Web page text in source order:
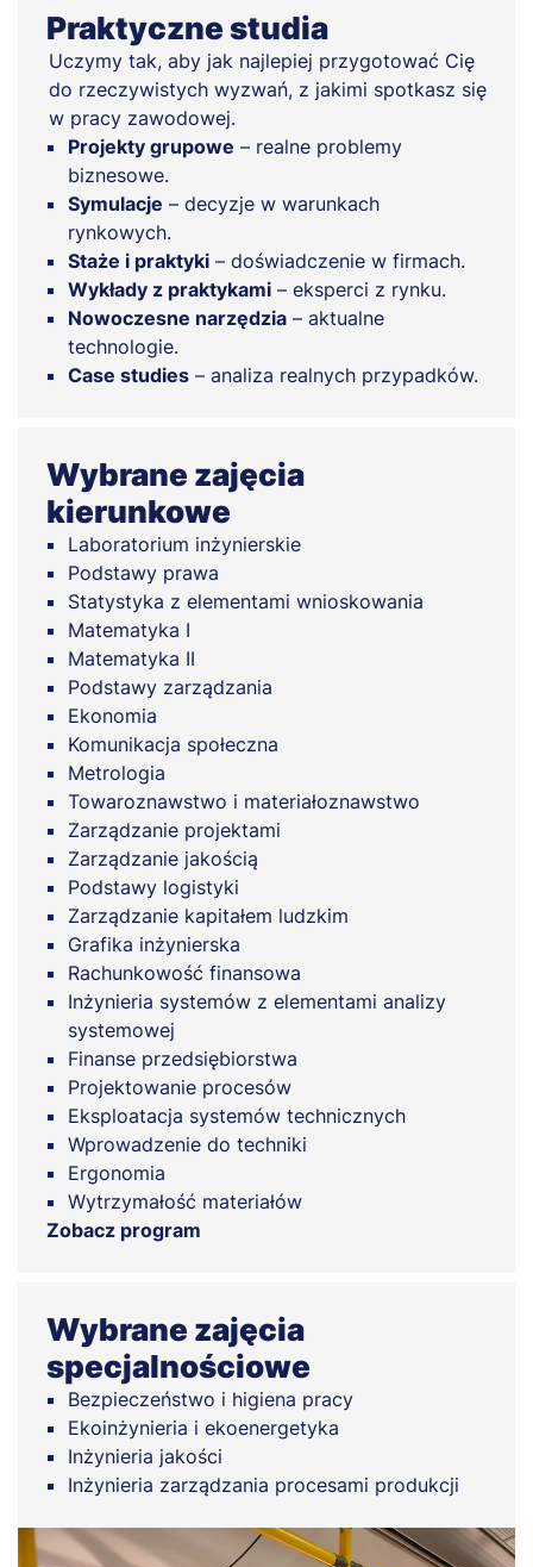
Praktyczne studia
Uczymy tak, aby jak najlepiej przygotować Cię
do rzeczywistych wyzwań, z jakimi spotkasz się
w pracy zawodowej.
Projekty grupowe – realne problemy
biznesowe.
Symulacje – decyzje w warunkach
rynkowych.
Staże i praktyki – doświadczenie w firmach.
Wykłady z praktykami – eksperci z rynku.
Nowoczesne narzędzia – aktualne
technologie.
Case studies – analiza realnych przypadków.
Wybrane zajęcia
kierunkowe
Laboratorium inżynierskie
Podstawy prawa
Statystyka z elementami wnioskowania
Matematyka I
Matematyka II
Podstawy zarządzania
Ekonomia
Komunikacja społeczna
Metrologia
Towaroznawstwo i materiałoznawstwo
Zarządzanie projektami
Zarządzanie jakością
Podstawy logistyki
Zarządzanie kapitałem ludzkim
Grafika inżynierska
Rachunkowość finansowa
Inżynieria systemów z elementami analizy
systemowej
Finanse przedsiębiorstwa
Projektowanie procesów
Eksploatacja systemów technicznych
Wprowadzenie do techniki
Ergonomia
Wytrzymałość materiałów
Zobacz program
Wybrane zajęcia
specjalnościowe
Bezpieczeństwo i higiena pracy
Ekoinżynieria i ekoenergetyka
Inżynieria jakości
Inżynieria zarządzania procesami produkcji